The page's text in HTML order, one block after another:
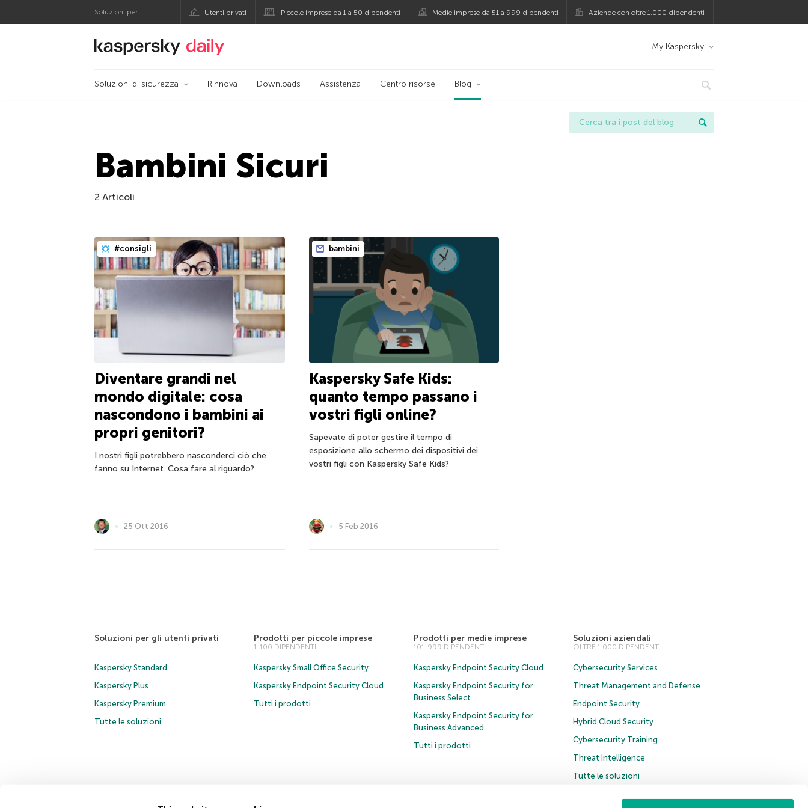
Soluzioni per: Utenti privati Piccole imprese da 1 a 50 dipendenti Medie imprese da 51 a 999 dipendenti Aziende con oltre 1.000 dipendenti
Blog ufficiale di Kaspersky My Kaspersky
Soluzioni di sicurezza Rinnova Downloads Assistenza Centro risorse Blog
Bambini Sicuri
2 Articoli
#consigli
Diventare grandi nel
mondo digitale: cosa
nascondono i bambini ai
propri genitori?
I nostri figli potrebbero nasconderci ciò che
fanno su Internet. Cosa fare al riguardo?
25 Ott 2016
bambini
Kaspersky Safe Kids:
quanto tempo passano i
vostri figli online?
Sapevate di poter gestire il tempo di
esposizione allo schermo dei dispositivi dei
vostri figli con Kaspersky Safe Kids?
5 Feb 2016
Soluzioni per gli utenti privati
Kaspersky Standard
Kaspersky Plus
Kaspersky Premium
Tutte le soluzioni
Prodotti per piccole imprese
1-100 DIPENDENTI
Kaspersky Small Office Security
Kaspersky Endpoint Security Cloud
Tutti i prodotti
Prodotti per medie imprese
101-999 DIPENDENTI
Kaspersky Endpoint Security Cloud
Kaspersky Endpoint Security for
Business Select
Kaspersky Endpoint Security for
Business Advanced
Tutti i prodotti
Soluzioni aziendali
OLTRE 1.000 DIPENDENTI
Cybersecurity Services
Threat Management and Defense
Endpoint Security
Hybrid Cloud Security
Cybersecurity Training
Threat Intelligence
Tutte le soluzioni